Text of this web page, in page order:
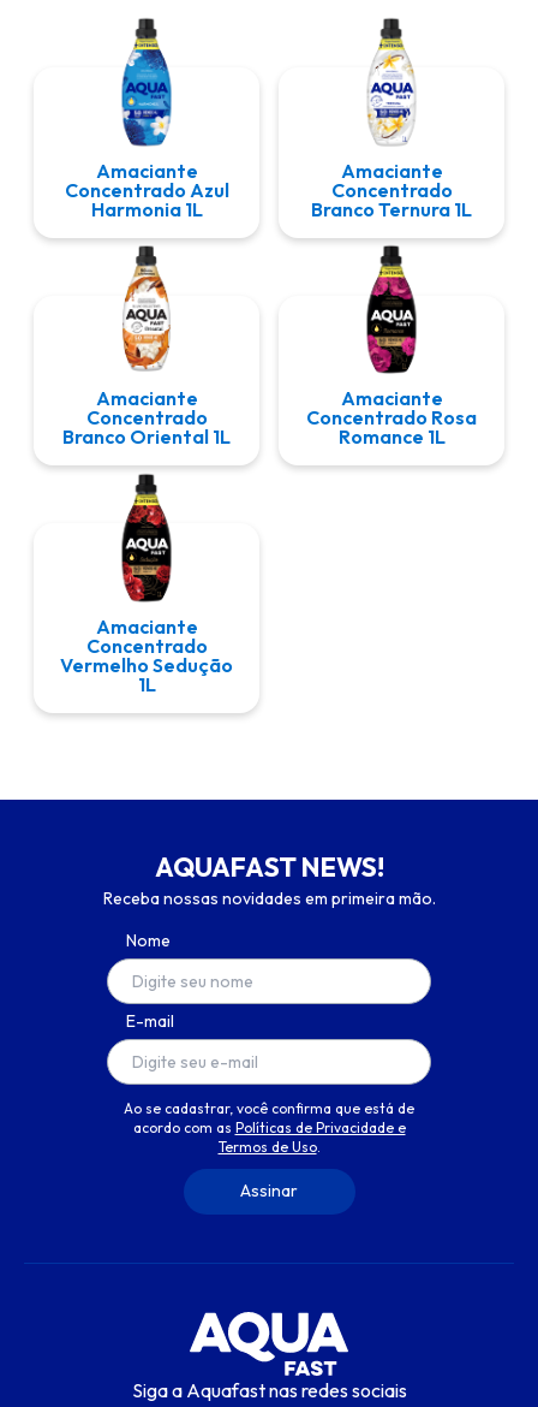
Amaciante
Concentrado Azul
Harmonia 1L
Amaciante
Concentrado
Branco Ternura 1L
Amaciante
Concentrado
Branco Oriental 1L
Amaciante
Concentrado Rosa
Romance 1L
Amaciante
Concentrado
Vermelho Sedução
1L
AQUAFAST NEWS!
Receba nossas novidades em primeira mão.
Nome
E-mail
Ao se cadastrar, você confirma que está de
acordo com as Políticas de Privacidade e
Termos de Uso.
Siga a Aquafast nas redes sociais